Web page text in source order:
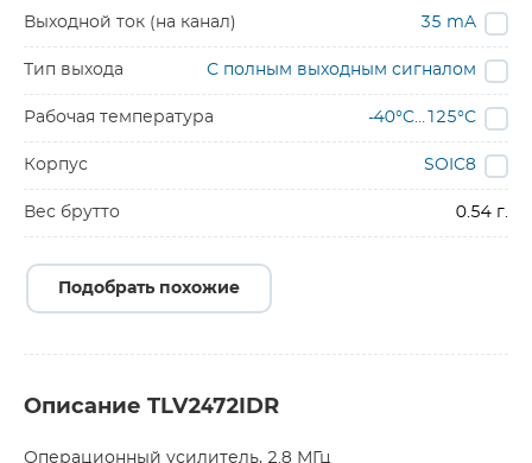
Выходной ток (на канал) 35 mA
Тип выхода С полным выходным сигналом
Рабочая температура -40°C…125°C
Корпус SOIC8
Вес брутто 0.54 г.
Подобрать похожие
Описание TLV2472IDR
Операционный усилитель, 2.8 МГц